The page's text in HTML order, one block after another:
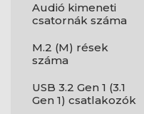
Audió kimeneti
csatornák száma
M.2 (M) rések
száma
USB 3.2 Gen 1 (3.1
Gen 1) csatlakozók